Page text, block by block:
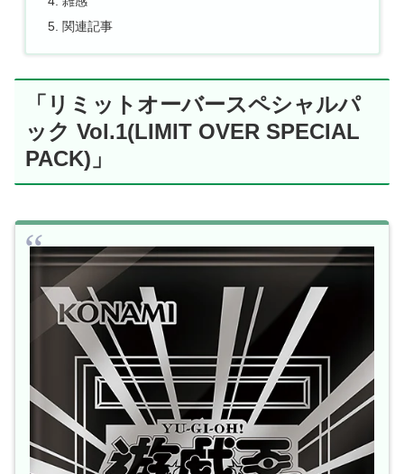
関連記事
「リミットオーバースペシャルパ
ック Vol.1(LIMIT OVER SPECIAL
PACK)」